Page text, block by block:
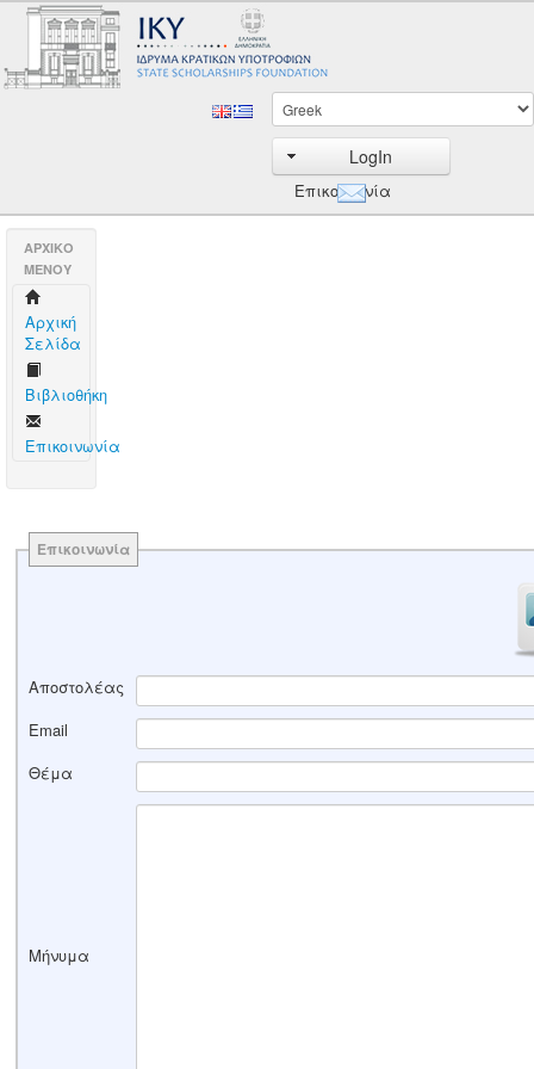
LogIn
Επικοινωνία
AΡΧΙΚΟ
ΜΕΝΟΥ
Aρχική
Σελίδα
Βιβλιοθήκη
Επικοινωνία
Επικοινωνία
Αποστολέας
Email
Θέμα
Μήνυμα